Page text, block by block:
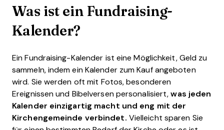
Was ist ein Fundraising-
Kalender?
Ein Fundraising-Kalender ist eine Möglichkeit, Geld zu
sammeln, indem ein Kalender zum Kauf angeboten
wird. Sie werden oft mit Fotos, besonderen
Ereignissen und Bibelversen personalisiert,was jeden
Kalender einzigartig macht und eng mit der
Kirchengemeinde verbindet. Vielleicht sparen Sie